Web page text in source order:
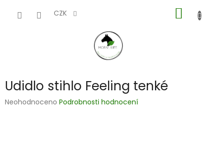
CZK
KOŠÍK
Udidlo stihlo Feeling tenké
Průměrné
Neohodnoceno Podrobnosti hodnocení